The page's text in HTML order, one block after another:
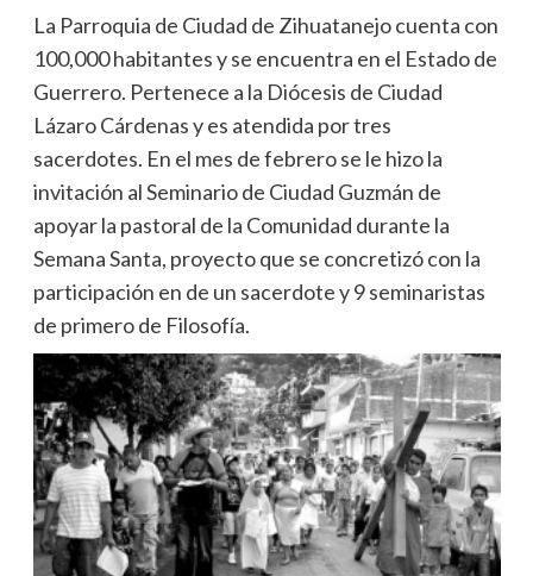
La Parroquia de Ciudad de Zihuatanejo cuenta con
100,000 habitantes y se encuentra en el Estado de
Guerrero. Pertenece a la Diócesis de Ciudad
Lázaro Cárdenas y es atendida por tres
sacerdotes. En el mes de febrero se le hizo la
invitación al Seminario de Ciudad Guzmán de
apoyar la pastoral de la Comunidad durante la
Semana Santa, proyecto que se concretizó con la
participación en de un sacerdote y 9 seminaristas
de primero de Filosofía.